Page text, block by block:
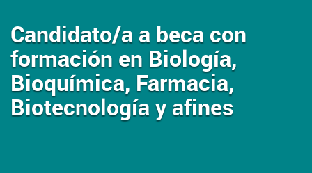
Candidato/a a beca con
formación en Biología,
Bioquímica, Farmacia,
Biotecnología y afines